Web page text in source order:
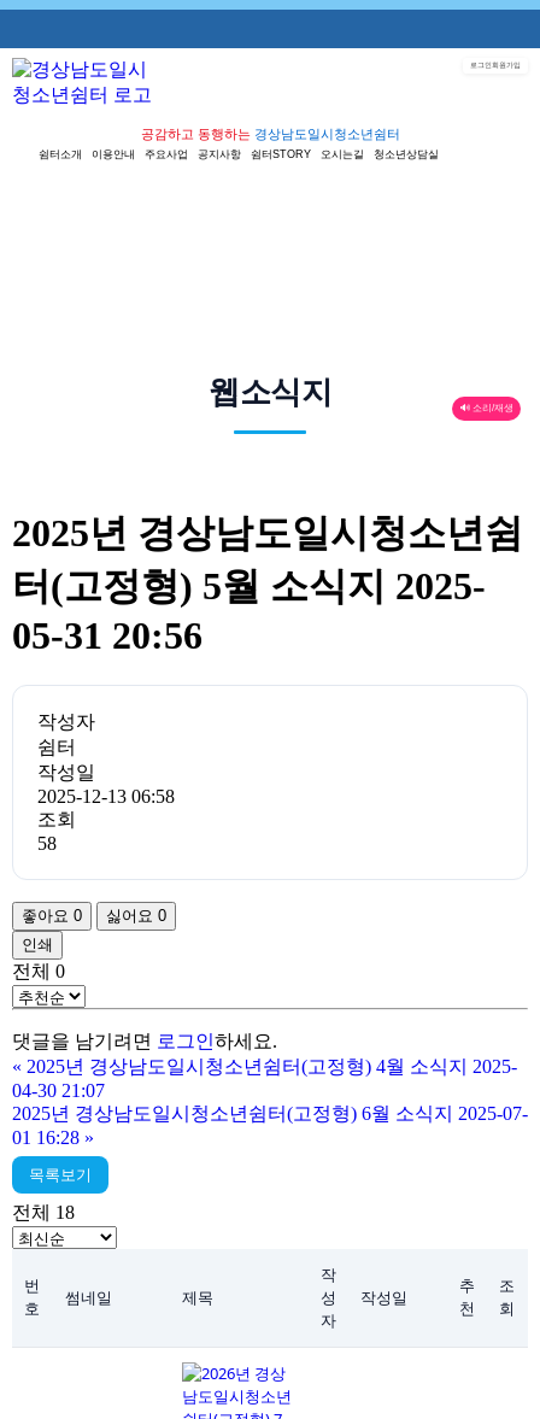
공감하고 동행하는 경상남도일시청소년쉼터
쉼터소개 이용안내 주요사업 공지사항 쉼터STORY 오시는길 청소년상담실
🔊 소리/재생
웹소식지
2025년 경상남도일시청소년쉼
터(고정형) 5월 소식지 2025-
05-31 20:56
작성자
쉼터
작성일
2025-12-13 06:58
조회
58
좋아요 0 싫어요 0
인쇄
전체 0
댓글을 남기려면 로그인하세요.
« 2025년 경상남도일시청소년쉼터(고정형) 4월 소식지 2025-
04-30 21:07
2025년 경상남도일시청소년쉼터(고정형) 6월 소식지 2025-07-
01 16:28 »
목록보기
전체 18
번
호
썸네일 제목
작
성
자
작성일
추
천
조
회
로그인회원가입